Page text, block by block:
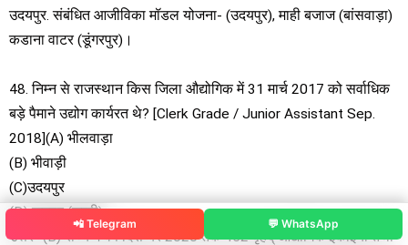
उदयपुर. संबंधित आजीविका मॉडल योजना- (उदयपुर), माही बजाज (बांसवाड़ा)
कडाना वाटर (डूंगरपुर)।
48. निम्न से राजस्थान किस जिला औद्योगिक में 31 मार्च 2017 को सर्वाधिक
बड़े पैमाने उद्योग कार्यरत थे? [Clerk Grade / Junior Assistant Sep.
2018](A) भीलवाड़ा
(B) भीवाड़ी
(C)उदयपुर
(D) जयपुर (शहरी)
उत्तर- (B) राज्य में वर्ष दिसम्बर 2020 तक 452 वृहद् औद्योगिक इकाईयां तथा
📲 Telegram 💬 WhatsApp